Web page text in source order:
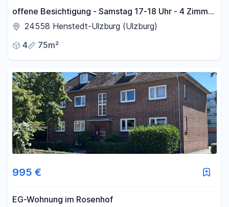
offene Besichtigung - Samstag 17-18 Uhr - 4 Zimmer
ETW inkl. Garage
24558 Henstedt-Ulzburg (Ulzburg)
4
75m²
995 €
EG-Wohnung im Rosenhof